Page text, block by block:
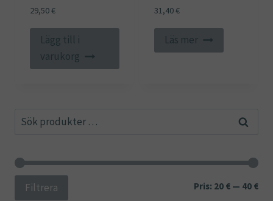
29,50€
Lägg till i
varukorg
31,40€
Läs mer
Sök
Sök
Min
Filtrera Pris: 20 € — 40 €